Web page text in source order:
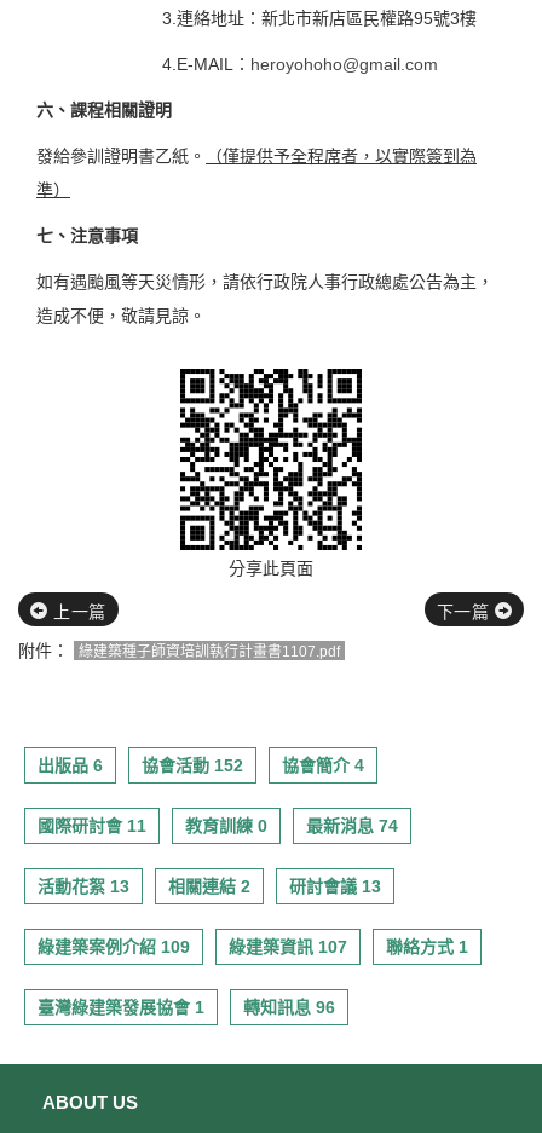
3.連絡地址：新北市新店區民權路95號3樓
4.E-MAIL： heroyohoho@gmail.com
六、課程相關證明
發給參訓證明書乙紙。
（僅提供予全程席者，以實際簽到為
準）
七、注意事項
如有遇颱風等天災情形，請依行政院人事行政總處公告為主，
造成不便，敬請見諒。
分享此頁面
上一篇
下一篇
附件：
綠建築種子師資培訓執行計畫書1107.pdf
出版品 6 協會活動 152 協會簡介 4
國際研討會 11 教育訓練 0 最新消息 74
活動花絮 13 相關連結 2 研討會議 13
綠建築案例介紹 109 綠建築資訊 107 聯絡方式 1
臺灣綠建築發展協會 1 轉知訊息 96
ABOUT US